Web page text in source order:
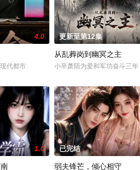
家大小姐楚梓鸢带着滔天恨意，在屠刀落地
一位拥有特异功能的神秘密友展开。
4.0
代都市
更新至第12集
从乱葬岗到幽冥之主
小卒萧陌为爱和军功奋斗三
1.0 已完结
弱夫锋芒，倾心相守